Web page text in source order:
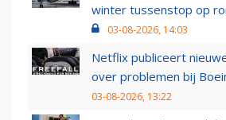
winter tussenstop op
03-08-2026, 14:03
Netflix publiceert
over problemen bij
03-08-2026, 13:22